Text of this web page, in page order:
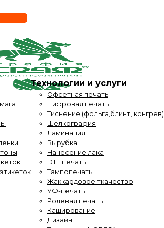
Технологии и услуги
Офсетная печать
Цифровая печать
Тиснение (фольга,блинт, конгрев)
Шелкография
Ламинация
Вырубка
Нанесение лака
DTF печать
Тампопечать
Жаккардовое ткачество
УФ-печать
Ролевая печать
Каширование
Дизайн